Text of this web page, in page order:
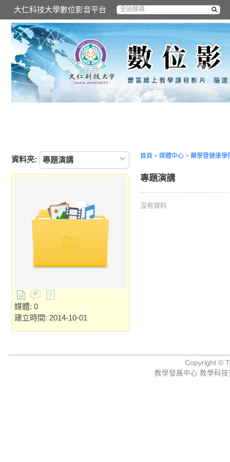
大仁科技大學數位影音平台
資料夾: 專題演講
媒體: 0
建立時間: 2014-10-01
首頁 > 媒體中心 > 藥學暨健康學
專題演講
沒有資料
Copyright ©
教學發展中心 教學科